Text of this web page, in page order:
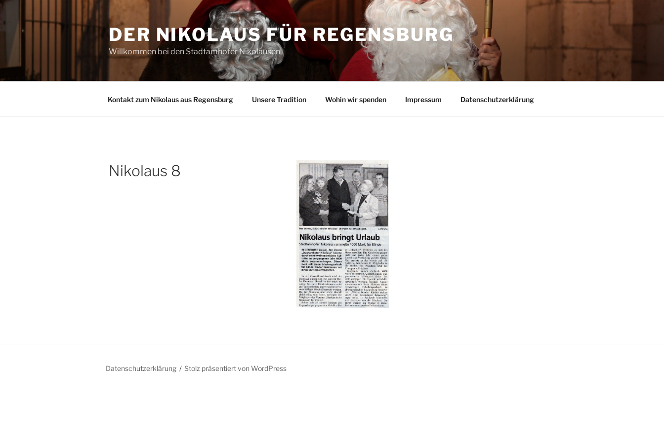
Zum
springen
DER NIKOLAUS FÜR REGENSBURG
Willkommen bei den Stadtamhofer Nikoläusen
Kontakt zum Nikolaus aus Regensburg Unsere Tradition Wohin wir spenden Impressum Datenschutzerklärung
Nikolaus 8
Datenschutzerklärung Stolz präsentiert von WordPress